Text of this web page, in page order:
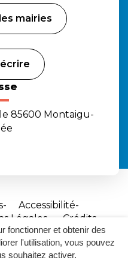
fonctionner et obtenir des
l'utilisation, vous pouvez
souhaitez activer.
mairies
85600 Montaigu-
Accessibilité
Légales
Crédits